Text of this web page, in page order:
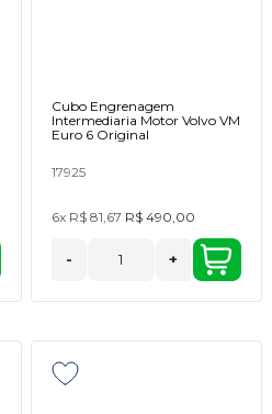
Cubo Engrenagem
Intermediaria Motor Volvo VM
Euro 6 Original
17925
6x R$ 81,67 R$ 490,00
- +